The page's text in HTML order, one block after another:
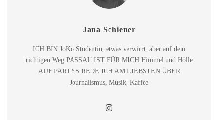
Jana Schiener
ICH BIN JoKo Studentin, etwas verwirrt, aber auf dem
richtigen Weg PASSAU IST FÜR MICH Himmel und Hölle
AUF PARTYS REDE ICH AM LIEBSTEN ÜBER
Journalismus, Musik, Kaffee